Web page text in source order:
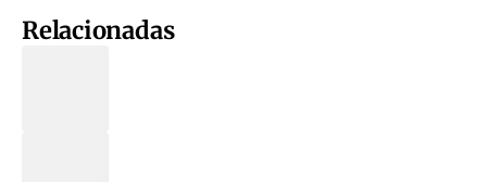
Relacionadas